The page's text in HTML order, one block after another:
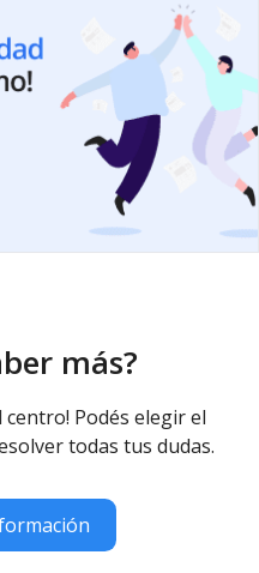
más?
centro! Podés elegir el
todas tus dudas.